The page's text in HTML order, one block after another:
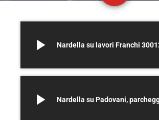
play_arrow Nardella su lavori Franchi
play_arrow